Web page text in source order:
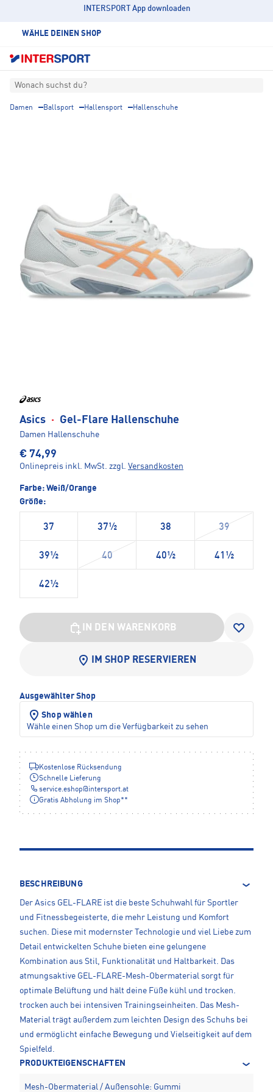
INTERSPORT App downloaden
WÄHLE DEINEN SHOP
Wonach suchst du?
Damen Ballsport Hallensport Hallenschuhe
Asics · Gel-Flare Hallenschuhe
Damen Hallenschuhe
€ 74,99
Onlinepreis inkl. MwSt. zzgl. Versandkosten
Farbe: Weiß/Orange
Größe:
37 37½ 38 39
39½ 40 40½ 41½
42½
IN DEN WARENKORB
IM SHOP RESERVIEREN
Ausgewählter Shop
Shop wählen
Wähle einen Shop um die Verfügbarkeit zu sehen
Kostenlose Rücksendung
Schnelle Lieferung
service.eshop@intersport.at
Gratis Abholung im Shop**
BESCHREIBUNG
Der Asics GEL-FLARE ist die beste Schuhwahl für Sportler
und Fitnessbegeisterte, die mehr Leistung und Komfort
suchen. Diese mit modernster Technologie und viel Liebe zum
Detail entwickelten Schuhe bieten eine gelungene
Kombination aus Stil, Funktionalität und Haltbarkeit. Das
atmungsaktive GEL-FLARE-Mesh-Obermaterial sorgt für
optimale Belüftung und hält deine Füße kühl und trocken.
trocken auch bei intensiven Trainingseinheiten. Das Mesh-
Material trägt außerdem zum leichten Design des Schuhs bei
und ermöglicht einfache Bewegung und Vielseitigkeit auf dem
Spielfeld.
PRODUKTEIGENSCHAFTEN
Mesh-Obermaterial / Außensohle: Gummi